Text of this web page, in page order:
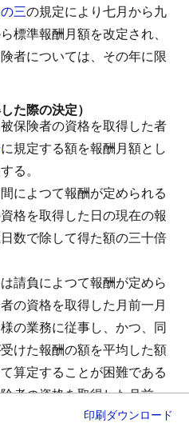
三の規定により七月から九
標準報酬月額を改定され、
者については、その年に限
た際の決定）
保険者の資格を取得した者
に規定する額を報酬月額とし
る。
によつて報酬が定められる
格を取得した日の現在の報
数で除して得た額の三十倍
請負によつて報酬が定めら
の資格を取得した月前一月
の業務に従事し、かつ、同
けた報酬の額を平均した額
算定することが困難である
者の資格を取得した月前一
同様の業務に従事し、かつ、
印刷ダウンロード